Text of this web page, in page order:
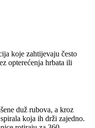
koje zahtijevaju često
opterećenja hrbata ili
duž rubova, a kroz
koja ih drži zajedno.